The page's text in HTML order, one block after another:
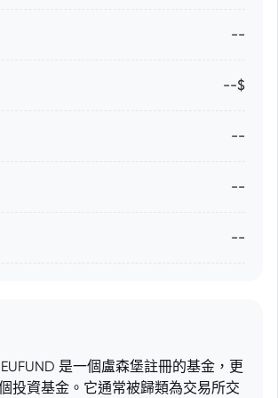
--
--$
--
--
--
是一個盧森堡註冊的基金，更
投資基金。它通常被歸類為交易所交